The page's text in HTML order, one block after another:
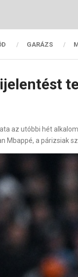
GARÁZS
az utóbbi hét
Mbappé, a párizsiak